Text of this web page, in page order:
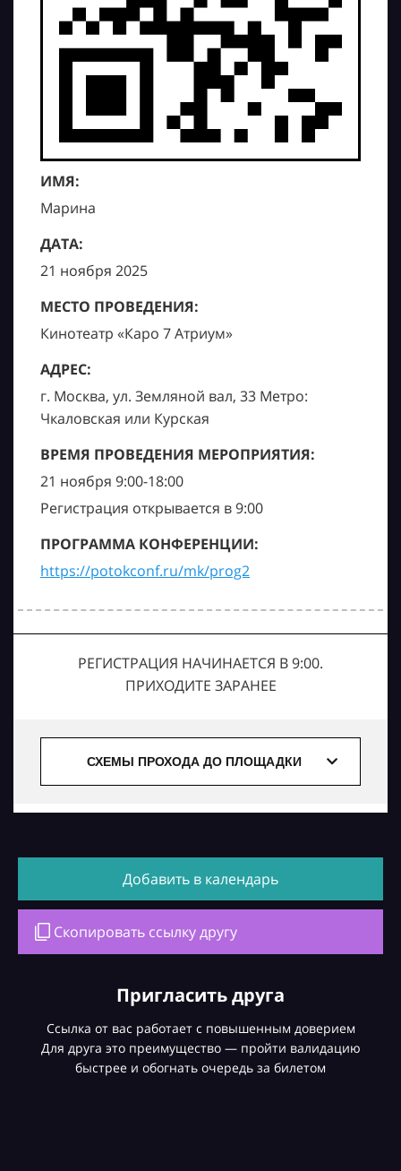
ИМЯ:
Марина
ДАТА:
21 ноября 2025
МЕСТО ПРОВЕДЕНИЯ:
Кинотеатр «Каро 7 Атриум»
АДРЕС:
г. Москва, ул. Земляной вал, 33 Метро:
Чкаловская или Курская
ВРЕМЯ ПРОВЕДЕНИЯ МЕРОПРИЯТИЯ:
21 ноября 9:00-18:00
Регистрация открывается в 9:00
ПРОГРАММА КОНФЕРЕНЦИИ:
https://potokconf.ru/mk/prog2
РЕГИСТРАЦИЯ НАЧИНАЕТСЯ В 9:00.
ПРИХОДИТЕ ЗАРАНЕЕ
СХЕМЫ ПРОХОДА ДО ПЛОЩАДКИ
Добавить в календарь
Скопировать ссылку другу
Пригласить друга
Ссылка от вас работает с повышенным доверием
Для друга это преимущество — пройти валидацию
быстрее и обогнать очередь за билетом